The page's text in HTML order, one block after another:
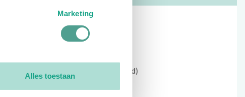
Marketing
Alles toestaan
Open: 09:00 - 12:30 (alleen ochtend)